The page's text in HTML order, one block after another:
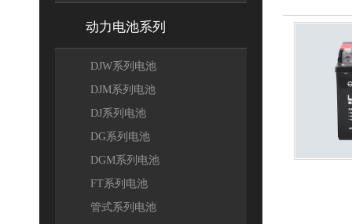
动力电池系列
DJW系列电池
DJM系列电池
DJ系列电池
DG系列电池
DGM系列电池
FT系列电池
管式系列电池